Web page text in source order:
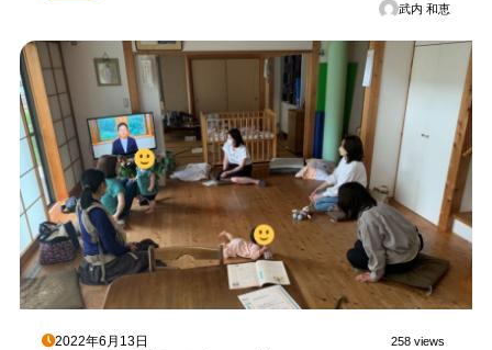
武内 和恵
2022年6月13日 258 views